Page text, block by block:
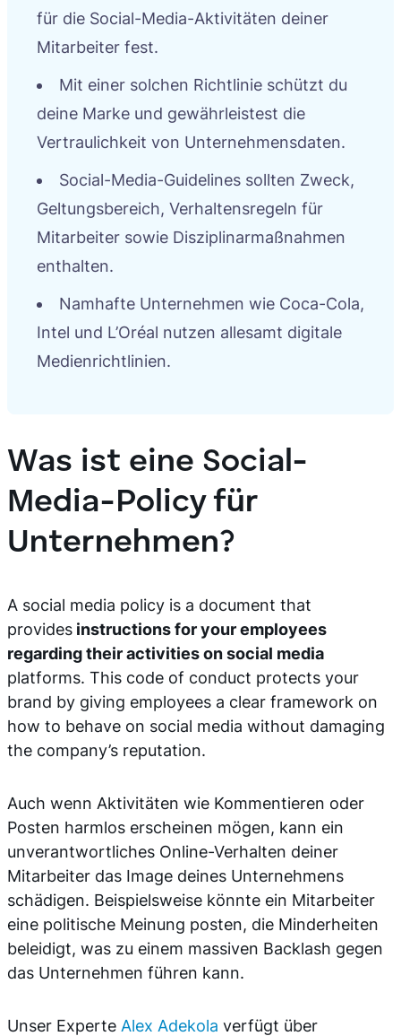
für die Social-Media-Aktivitäten deiner
Mitarbeiter fest.
Mit einer solchen Richtlinie schützt du
deine Marke und gewährleistest die
Vertraulichkeit von Unternehmensdaten.
Social-Media-Guidelines sollten Zweck,
Geltungsbereich, Verhaltensregeln für
Mitarbeiter sowie Disziplinarmaßnahmen
enthalten.
Namhafte Unternehmen wie Coca-Cola,
Intel und L’Oréal nutzen allesamt digitale
Medienrichtlinien.
Was ist eine Social-
Media-Policy für
Unternehmen?
A social media policy is a document that
provides instructionsfor your employees
regarding their activities on social media
platforms. This code of conduct protects your
brand by giving employees a clear framework on
how to behave on social media without damaging
the company’s reputation.
Auch wenn Aktivitäten wie Kommentieren oder
Posten harmlos erscheinen mögen, kann ein
unverantwortliches Online-Verhalten deiner
Mitarbeiter das Image deines Unternehmens
schädigen. Beispielsweise könnte ein Mitarbeiter
eine politische Meinung posten, die Minderheiten
beleidigt, was zu einem massiven Backlash gegen
das Unternehmen führen kann.
Unser Experte Alex Adekola verfügt über